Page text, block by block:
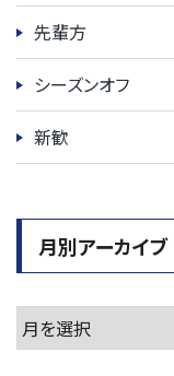
先輩方
シーズンオフ
新歓
月別アーカイブ